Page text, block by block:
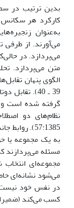
بدین ترتیب در
کارکرد هر
به‌عنوان
می‌آورند. از
می‌پردازد. در
متن می‌پردازد.
الگوی پنهان
39 ـ 40).
گرفته شده است و
نظام‌های دو
57:1385).
به یک مجموعه یا
مسئله می‌پردازند
مجموعه‌ای
می‌شود نشانه‌ای
در نفس خود
کسب می‌کند (ضمیران،